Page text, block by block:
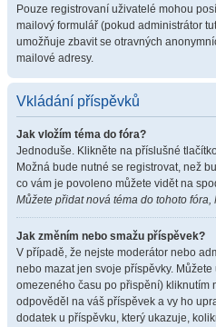
Pouze registrovaní uživatelé mohou
mailový formulář (pokud administrátor
umožňuje zbavit se otravných
mailové adresy.
Vkládání příspěvků
Jak vložím téma do fóra?
Jednoduše. Klikněte na příslušné
Možná bude nutné se registrovat, než
co vám je povoleno můžete vidět na
Můžete přidat nová téma do tohoto fóra,
Jak změním nebo smažu příspěvek?
V případě, že nejste moderátor nebo
nebo mazat jen svoje příspěvky.
omezeného času po přispění) kliknutím
odpověděl na váš příspěvek a vy ho
dodatek u příspěvku, který ukazuje,